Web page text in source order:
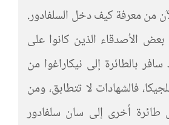
من معرفة كيف دخل السلفادور.
بعض الأصدقاء الذين كانوا على
بالطائرة إلى نيكاراغوا من
فالشهادات لا تتطابق، ومن
طائرة أخرى إلى سان سلفادور